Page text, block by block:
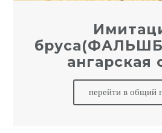
ангарская
перейти в общий